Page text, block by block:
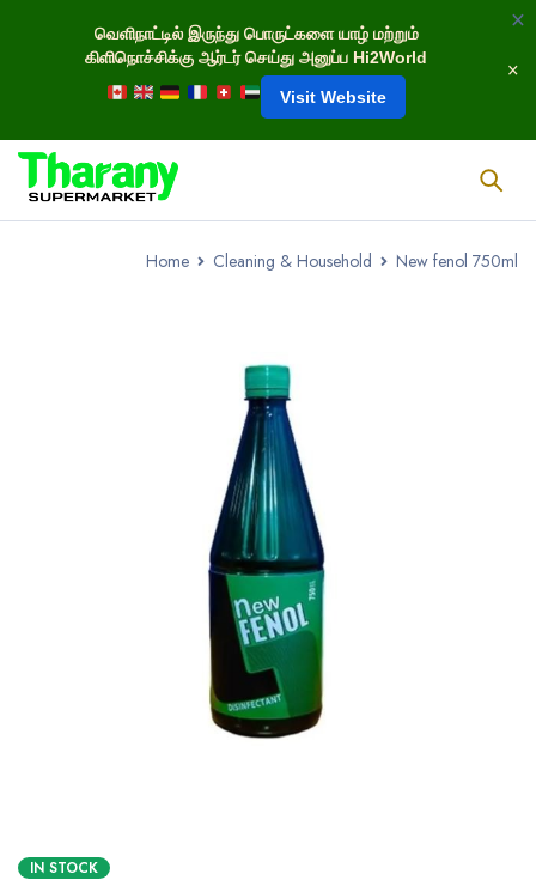
வெளிநாட்டில் இருந்து பொருட்களை யாழ் மற்றும்
கிளிநொச்சிக்கு ஆர்டர் செய்து அனுப்ப Hi2World
Visit Website
Home Cleaning & Household New fenol 750ml
IN STOCK